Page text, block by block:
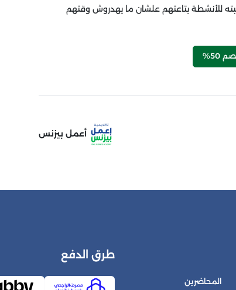
للأنشطة بتاعتهم علشان ما يهدروش وقتهم
أعمل بيزنس
المحاضرين
طرق الدفع